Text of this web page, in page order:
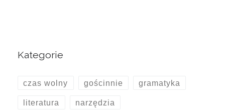
Kategorie
czas wolny gościnnie gramatyka
literatura narzędzia